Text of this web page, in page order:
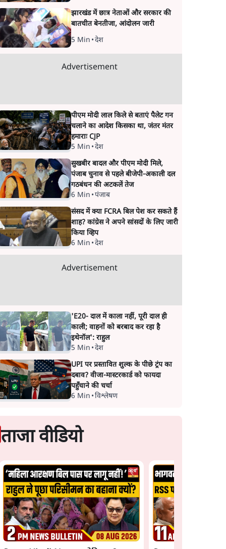
झारखंड में छात्र नेताओं और सरकार की
बातचीत बेनतीजा, आंदोलन जारी
5 Min •देश
Advertisement
पीएम मोदी लाल किले से बताएं पैलेट गन
चलाने का आदेश किसका था, जंतर मंतर
हमाराः CJP
5 Min •देश
सुखबीर बादल और पीएम मोदी मिले,
पंजाब चुनाव से पहले बीजेपी-अकाली दल
गठबंधन की अटकलें तेज
6 Min •पंजाब
संसद में क्या FCRA बिल पेश कर सकते हैं
शाह? कांग्रेस ने अपने सांसदों के लिए जारी
किया व्हिप
6 Min •देश
Advertisement
'E20- दाल में काला नहीं, पूरी दाल ही
काली; वाहनों को बरबाद कर रहा है
इथेनॉल': राहुल
5 Min •देश
UPI पर प्रस्तावित शुल्क के पीछे ट्रंप का
दबाव? वीजा-मास्टरकार्ड को फायदा
पहुँचाने की चर्चा
6 Min •विश्लेषण
ताजा वीडियो